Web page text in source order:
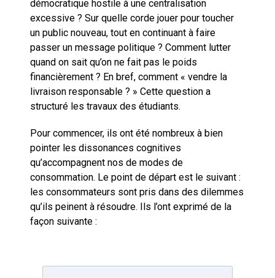
démocratique hostile à une centralisation
excessive ? Sur quelle corde jouer pour toucher
un public nouveau, tout en continuant à faire
passer un message politique ? Comment lutter
quand on sait qu’on ne fait pas le poids
financièrement ? En bref, comment « vendre la
livraison responsable ? » Cette question a
structuré les travaux des étudiants.
Pour commencer, ils ont été nombreux à bien
pointer les dissonances cognitives
qu’accompagnent nos de modes de
consommation. Le point de départ est le suivant :
les consommateurs sont pris dans des dilemmes
qu’ils peinent à résoudre. Ils l’ont exprimé de la
façon suivante :